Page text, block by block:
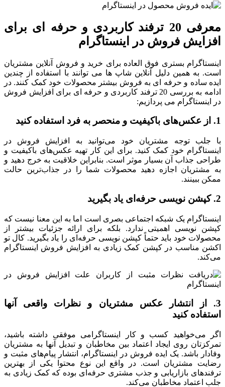
معرفی 20 ترفند کاربردی و حرفه ای برای
افزایش فروش در اینستاگرام
اینستاگرام بستری فوق العاده برای خرید و فروش آنلاین مشتریان
است. به همین دلیل آنلاین شاپ ها می توانند با استفاده از چندین
ایده ساده و حرفه ای به فروش بیشتر محصولات خود کمک کنند. در
ادامه به بررسی 20 ترفند کاربردی و حرفه ای برای افزایش فروش
در اینستاگرام می پردازیم:
1. از عکس‌های باکیفیت و منحصر به فرد استفاده کنید
با جلب توجه مشتریان خود می‌توانید به افزایش فروش در
اینستاگرام خود کمک کنید. برای این کار تهیه عکس‌های باکیفیت و
طراحی جذاب آن بسیار موثر است. بنابراین خلاقیت به ‌خرج دهید و
به مشتریان اجازه دهید محصولات شما را در جذاب‌ترین حالت
ممکن ببینند.
2. کپشن نویسی حرفه‌ای یاد بگیرید
اینستاگرام یک شبکه اجتماعی بصری است اما به این معنا نیست که
کپشن ‌نویسی اهمیتی ندارد. بلکه برای ارائه جزئیات بیشتر از
محصولات خود باید حتماً کپشن ‌نویسی حرفه‌ای را یاد بگیرید. کال تو
اکشن مناسب در کپشن کمک زیادی به افزایش فروش اینستاگرام
می‌کند.
3. از انتشار عکس مشتریان و نظرات واقعی آنها
استفاده کنید
اگر می‌خواهید کسب‌ و کار اینستاگرامی موفقی داشته باشید،
تمرکزتان روی ایجاد اعتماد بین مخاطبان و تبدیل آنها به مشتریان
وفادار باشد. یک ایده فروش در اینستاگرام، انتشار پیام‌های مثبت و
رضایت مشتریان است. در واقع این نوع محتوا یکی از بهترین
ترفندهای بازاریابی و جذب مشتری حرفه‌ای بوده که کمک زیادی به
جلب اعتماد مخاطبان می‌کند.